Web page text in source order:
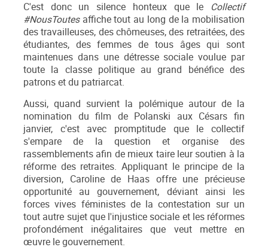
C'est donc un silence honteux que le Collectif
#NousToutesaffiche tout au long de la mobilisation
des travailleuses, des chômeuses, des retraitées, des
étudiantes, des femmes de tous âges qui sont
maintenues dans une détresse sociale voulue par
toute la classe politique au grand bénéfice des
patrons et du patriarcat.
Aussi, quand survient la polémique autour de la
nomination du film de Polanski aux Césars fin
janvier, c'est avec promptitude que le collectif
s'empare de la question et organise des
rassemblements afin de mieux taire leur soutien à la
réforme des retraites. Appliquant le principe de la
diversion, Caroline de Haas offre une précieuse
opportunité au gouvernement, déviant ainsi les
forces vives féministes de la contestation sur un
tout autre sujet que l'injustice sociale et les réformes
profondément inégalitaires que veut mettre en
œuvre le gouvernement.